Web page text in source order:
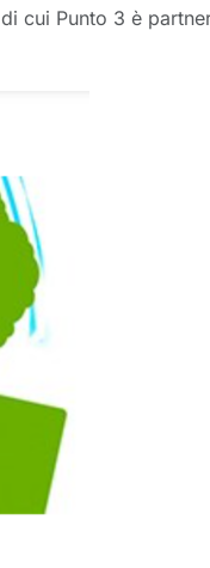
di cui Punto 3 è